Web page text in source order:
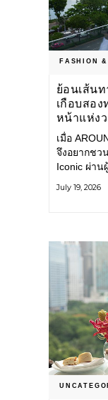
FASHION
ย้อนเส้นท
เกือบสอ
หน้าแห่งว
เมื่อ
จึงอยากชว
Iconic ผ่าน
คือ มาริโอ้ เ
July 19, 2026